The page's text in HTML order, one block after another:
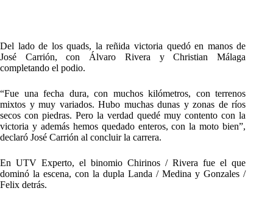
Del lado de los quads, la reñida victoria quedó en manos de
José Carrión, con Álvaro Rivera y Christian Málaga
completando el podio.
“Fue una fecha dura, con muchos kilómetros, con terrenos
mixtos y muy variados. Hubo muchas dunas y zonas de ríos
secos con piedras. Pero la verdad quedé muy contento con la
victoria y además hemos quedado enteros, con la moto bien”,
declaró José Carrión al concluir la carrera.
En UTV Experto, el binomio Chirinos / Rivera fue el que
dominó la escena, con la dupla Landa / Medina y Gonzales /
Felix detrás.